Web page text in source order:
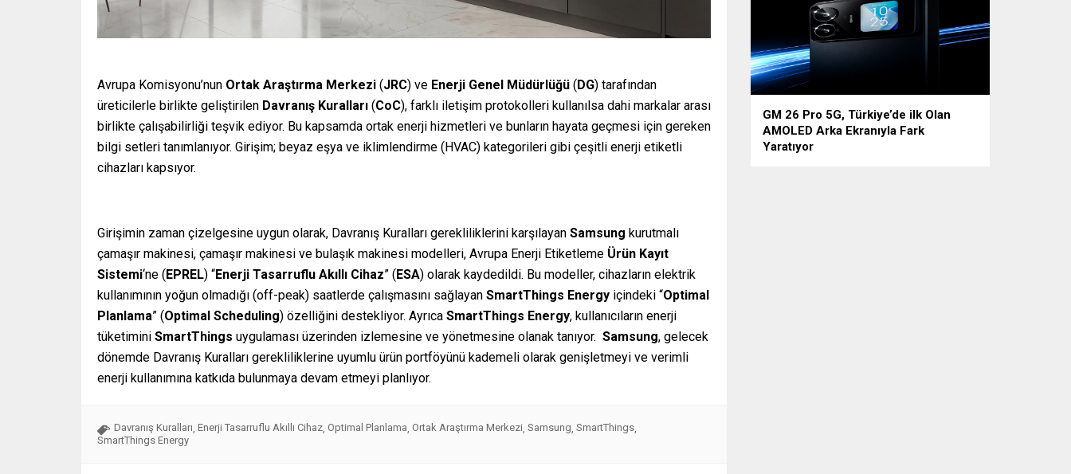
Avrupa Komisyonu’nun Ortak Araştırma Merkezi (JRC) ve Enerji Genel Müdürlüğü (DG) tarafından
üreticilerle birlikte geliştirilen Davranış Kuralları (CoC), farklı iletişim protokolleri kullanılsa dahi markalar arası
birlikte çalışabilirliği teşvik ediyor. Bu kapsamda ortak enerji hizmetleri ve bunların hayata geçmesi için gereken
bilgi setleri tanımlanıyor. Girişim; beyaz eşya ve iklimlendirme (HVAC) kategorileri gibi çeşitli enerji etiketli
cihazları kapsıyor.
Girişimin zaman çizelgesine uygun olarak, Davranış Kuralları gerekliliklerini karşılayan Samsung kurutmalı
çamaşır makinesi, çamaşır makinesi ve bulaşık makinesi modelleri, Avrupa Enerji Etiketleme Ürün Kayıt
Sistemi‘ne (EPREL) “Enerji Tasarruflu Akıllı Cihaz” (ESA) olarak kaydedildi. Bu modeller, cihazların elektrik
kullanımının yoğun olmadığı (off-peak) saatlerde çalışmasını sağlayan SmartThings Energy içindeki “Optimal
Planlama” (Optimal Scheduling) özelliğini destekliyor. Ayrıca SmartThings Energy, kullanıcıların enerji
tüketimini SmartThings uygulaması üzerinden izlemesine ve yönetmesine olanak tanıyor. Samsung, gelecek
dönemde Davranış Kuralları gerekliliklerine uyumlu ürün portföyünü kademeli olarak genişletmeyi ve verimli
enerji kullanımına katkıda bulunmaya devam etmeyi planlıyor.
Davranış Kuralları Enerji Tasarruflu Akıllı Cihaz Optimal Planlama Ortak Araştırma Merkezi Samsung SmartThings
SmartThings Energy
GM 26 Pro 5G, Türkiye’de ilk Olan
AMOLED Arka Ekranıyla Fark
Yaratıyor